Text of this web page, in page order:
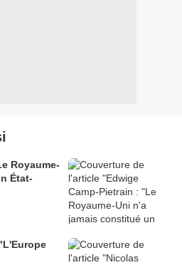
Royaume-
État-